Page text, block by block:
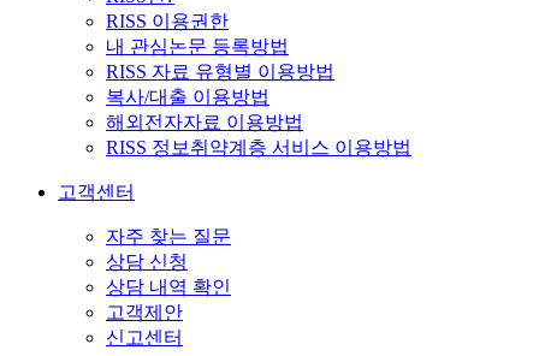
RISS 이용권한
내 관심논문 등록방법
RISS 자료 유형별 이용방법
복사/대출 이용방법
해외전자자료 이용방법
RISS 정보취약계층 서비스 이용방법
고객센터
자주 찾는 질문
상담 신청
상담 내역 확인
고객제안
신고센터